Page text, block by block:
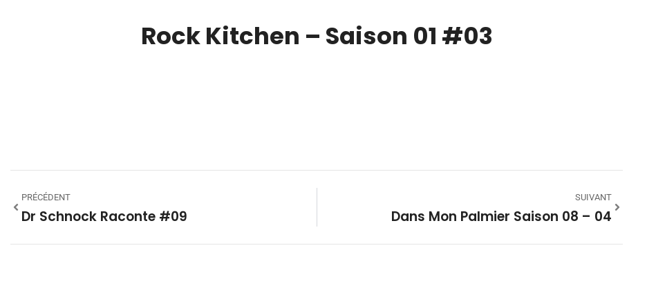
Rock Kitchen – Saison 01 #03
PRÉCÉDENT
Dr Schnock Raconte #09
SUIVANT
Dans Mon Palmier Saison 08 – 04